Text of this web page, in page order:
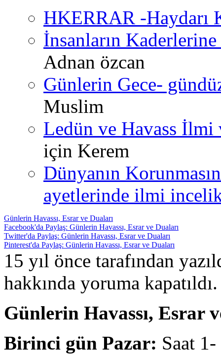
HKERRAR -Haydarı
İnsanların
Adnan özcan
Günlerin Gece-
Muslim
Ledün ve Havass İlmi
için Kerem
Dünyanın
ayetlerinde ilmi
Günlerin Havassı, Esrar ve Duaları
Facebook'da Paylaş: Günlerin Havassı, Esrar ve Duaları
Twitter'da Paylaş: Günlerin Havassı, Esrar ve Duaları
Pinterest'da Paylaş: Günlerin Havassı, Esrar ve Duaları
15 yıl önce tarafından
hakkında yoruma kapatıldı.
Günlerin Havassı, Esrar
Birinci gün Pazar: Saat